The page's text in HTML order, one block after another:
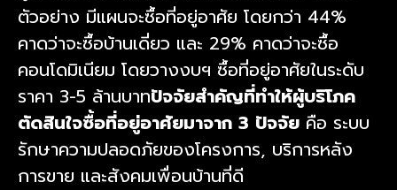
ตัวอย่าง มีแผนจะซื้อที่อยู่อาศัย โดยกว่า 44%
คาดว่าจะซื้อบ้านเดี่ยว และ 29% คาดว่าจะซื้อ
คอนโดมิเนียม โดยวางงบฯ ซื้อที่อยู่อาศัยในระดับ
ราคา 3-5 ล้านบาทปัจจัยสำคัญที่ทำให้ผู้บริโภค
ตัดสินใจซื้อที่อยู่อาศัยมาจาก 3 ปัจจัย คือ ระบบ
รักษาความปลอดภัยของโครงการ, บริการหลัง
การขาย และสังคมเพื่อนบ้านที่ดี